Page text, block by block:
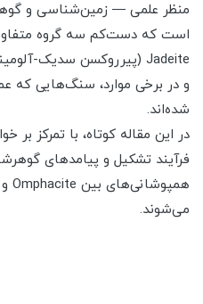
منظر علمی — زمین‌شناسی و
است که دست‌کم سه گروه
شده‌اند.
در این مقاله کوتاه، با تمرکز
فرآیند تشکیل و پیامدهای
می‌شوند.